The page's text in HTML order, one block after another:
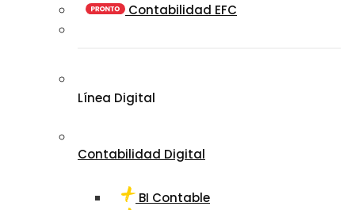
Contabilidad EFC
Línea Digital
Contabilidad Digital
BI Contable